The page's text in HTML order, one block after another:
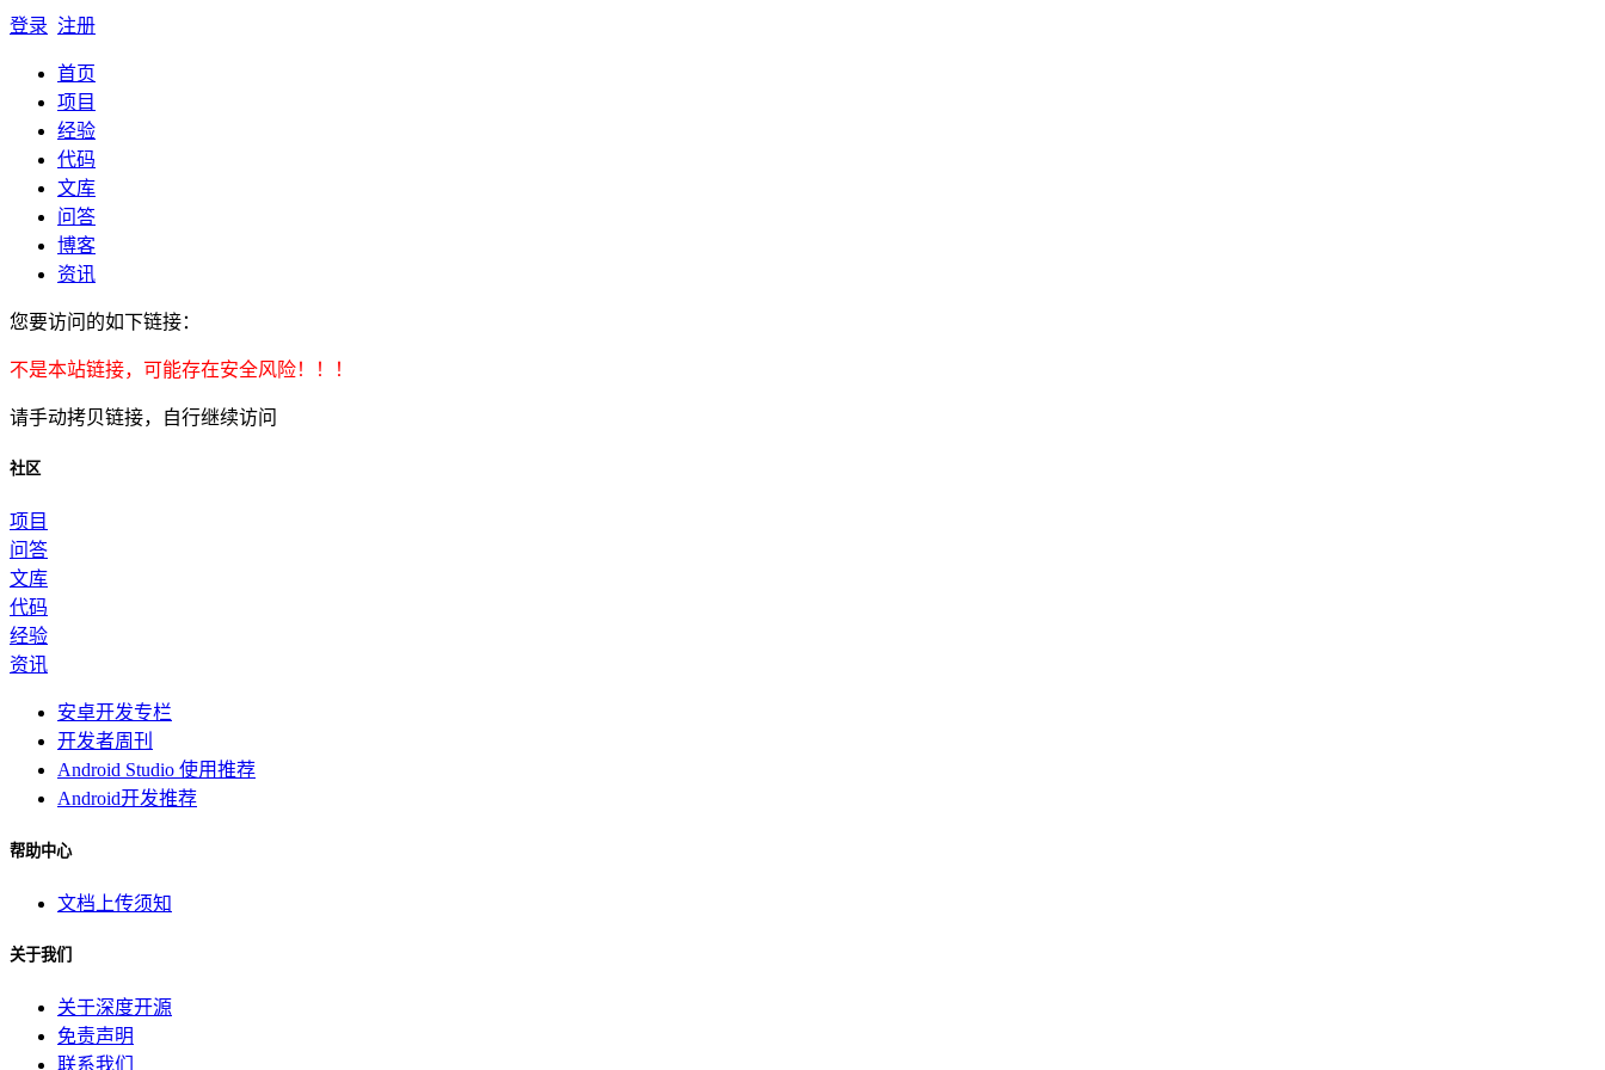
登录 注册
首页
项目
经验
代码
文库
问答
博客
资讯
您要访问的如下链接：
不是本站链接，可能存在安全风险！！！
请手动拷贝链接，自行继续访问
社区
项目
问答
文库
代码
经验
资讯
安卓开发专栏
开发者周刊
Android Studio 使用推荐
Android开发推荐
帮助中心
文档上传须知
关于我们
关于深度开源
免责声明
联系我们